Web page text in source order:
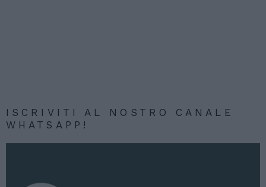
ISCRIVITI AL NOSTRO CANALE
WHATSAPP!